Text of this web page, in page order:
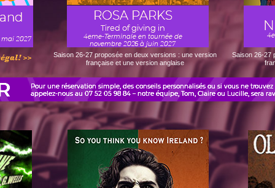
Saison 26-27
Saison 26-27 proposée en deux versions : une version
française et une version anglaise